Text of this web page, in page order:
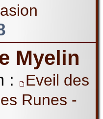
Myelin
:
Eveil des
Runes -